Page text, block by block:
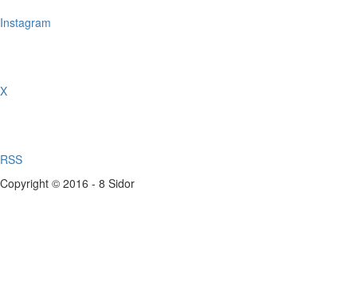
Instagram
X
RSS
Copyright © 2016 - 8 Sidor